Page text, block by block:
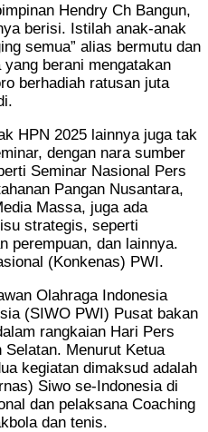
Hendry Ch Bangun,
berisi. Istilah anak-anak
semua” alias bermutu dan
berani mengatakan
berhadiah ratusan juta
HPN 2025 lainnya juga tak
dengan nara sumber
Seminar Nasional Pers
Pangan Nusantara,
Massa, juga ada
strategis, seperti
perempuan, dan lainnya.
(Konkenas) PWI.
Olahraga Indonesia
(SIWO PWI) Pusat bakan
rangkaian Hari Pers
Selatan. Menurut Ketua
kegiatan dimaksud adalah
Siwo se-Indonesia di
dan pelaksana Coaching
dan tenis.